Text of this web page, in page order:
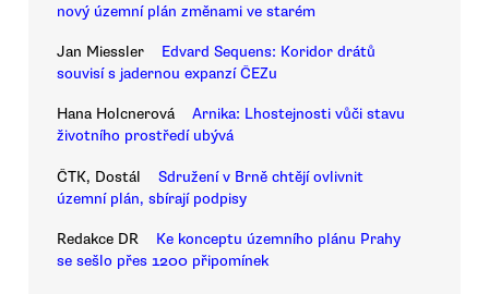
nový územní plán změnami ve starém
Jan Miessler
Edvard Sequens: Koridor drátů
souvisí s jadernou expanzí ČEZu
Hana Holcnerová
Arnika: Lhostejnosti vůči stavu
životního prostředí ubývá
ČTK, Dostál
Sdružení v Brně chtějí ovlivnit
územní plán, sbírají podpisy
Redakce DR
Ke konceptu územního plánu Prahy
se sešlo přes 1200 připomínek